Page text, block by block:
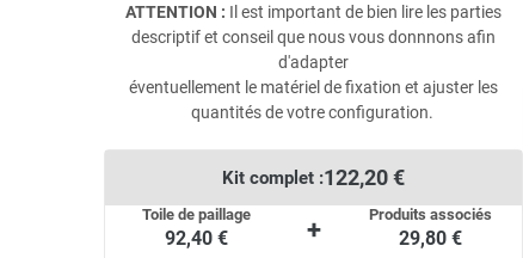
ATTENTION : Il est important de bien lire les parties
descriptif et conseil que nous vous donnnons afin
d'adapter
éventuellement le matériel de fixation et ajuster les
quantités de votre configuration.
Kit complet :122,20 €
Toile de paillage
92,40 € + Produits associés
29,80 €